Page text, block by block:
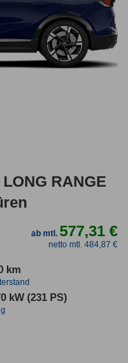
RANGE
ab mtl.577,31 €
netto mtl. 484,87 €
km
kW (231 PS)